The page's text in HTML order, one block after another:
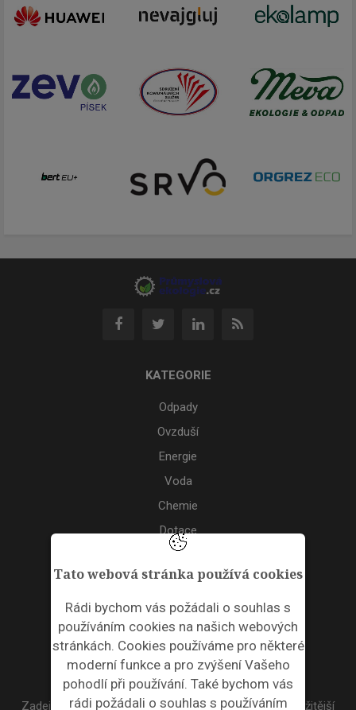
Tato webová stránka používá cookies
Rádi bychom vás požádali o souhlas s
používáním cookies na našich webových
stránkách. Cookies používáme pro některé
moderní funkce a pro zvýšení Vašeho
pohodlí při používání. Také bychom vás
rádi požádali o souhlas s používáním
KATEGORIE
Odpady
Ovzduší
Energie
Voda
Chemie
Dotace
Akce
ODPADNÍ PLASTY
NEWSLETTER
Zadejte váš email a my Vám budeme zasílat ty nejdůležitější